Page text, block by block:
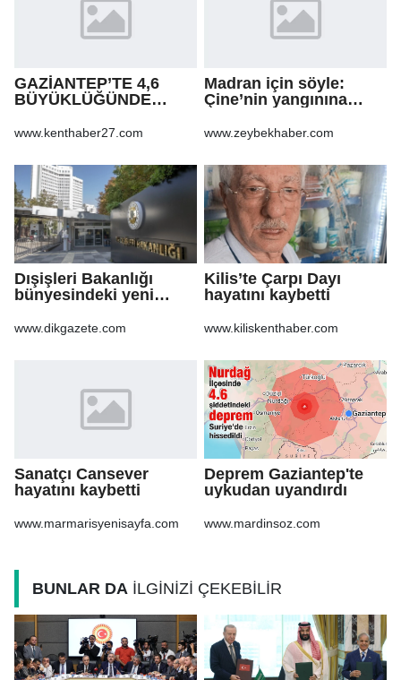
GAZİANTEP’TE 4,6
BÜYÜKLÜĞÜNDE
www.kenthaber27.com
Madran için söyle:
Çine’nin yangınına
www.zeybekhaber.com
Dışişleri Bakanlığı
bünyesindeki yeni
Gazete'de
www.dikgazete.com
Kilis’te Çarpı Dayı
hayatını kaybetti
www.kiliskenthaber.com
Sanatçı Cansever
hayatını kaybetti
www.marmarisyenisayfa.com
Deprem Gaziantep'te
uykudan uyandırdı
www.mardinsoz.com
BUNLAR DA İLGİNİZİ ÇEKEBİLİR